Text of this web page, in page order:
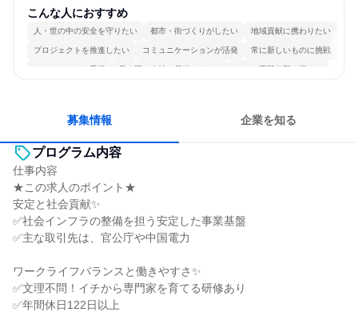
こんな人におすすめ
人・世の中の安全を守りたい 都市・街づくりがしたい 地域貢献に携わりたい
プロジェクトを推進したい コミュニケーションが活発 常に新しいものに挑戦
チームワークを重視 長く同じ会社に居続けられる 一つの専門分野を極める
募集情報 企業を知る
プログラム内容
仕事内容
★この求人のポイント★
安定と社会貢献✨
✅社会インフラの整備を担う安定した事業基盤
✅主な取引先は、官公庁や中国電力
ワークライフバランスと働きやすさ✨
✅文理不問！イチから専門家を育てる研修あり
✅年間休日122日以上